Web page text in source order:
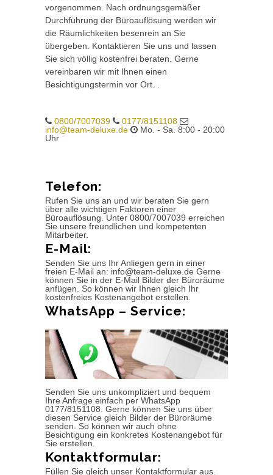
vorgenommen. Nach ordnungsgemäßer
Durchführung der Büroauflösung werden wir
die Räumlichkeiten besenrein an Sie
übergeben. Kontaktieren Sie uns und lassen
Sie sich völlig kostenfrei beraten. Gerne
vereinbaren wir mit Ihnen einen
Besichtigungstermin vor Ort. .
0800/7007039
0177/8151108
info@team-deluxe.de
Mo. - Sa. 8:00 - 20:00
Uhr
Telefon:
Rufen Sie uns an und wir beraten Sie gern
über alle wichtigen Faktoren einer
Büroauflösung. Unter 0800/7007039 erreichen
Sie unsere freundlichen und kompetenten
Mitarbeiter.
E-Mail:
Senden Sie uns Ihr Anliegen gern in einer
freien E-Mail an: info@team-deluxe.de Gerne
können Sie in der E-Mail Bilder der Büroräume
anfügen. So können wir Ihnen gleich Ihr
kostenfreies Kostenangebot erstellen.
WhatsApp – Service:
Senden Sie uns unkompliziert und bequem
Ihre Anfrage einfach per WhatsApp
0177/8151108. Gerne können Sie uns über
diesen Service gleich Bilder der Büroräume
senden. So können wir auch ohne
Besichtigung ein konkretes Kostenangebot für
Sie erstellen.
Kontaktformular:
Füllen Sie gleich unser Kontaktformular aus.